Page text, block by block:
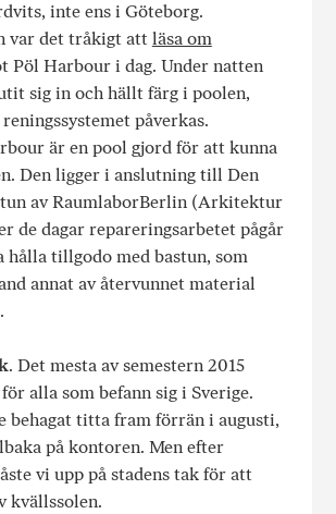
inte ens i Göteborg.
var det tråkigt att läsa om
Pöl Harbour i dag. Under natten
sig in och hällt färg i poolen,
påverkas.
är en pool gjord för att kunna
Den ligger i anslutning till Den
av RaumlaborBerlin (Arkitektur
de dagar repareringsarbetet pågår
hålla tillgodo med bastun, som
annat av återvunnet material
. Det mesta av semestern 2015
alla som befann sig i Sverige.
behagat titta fram förrän i augusti,
på kontoren. Men efter
vi upp på stadens tak för att
kvällssolen.